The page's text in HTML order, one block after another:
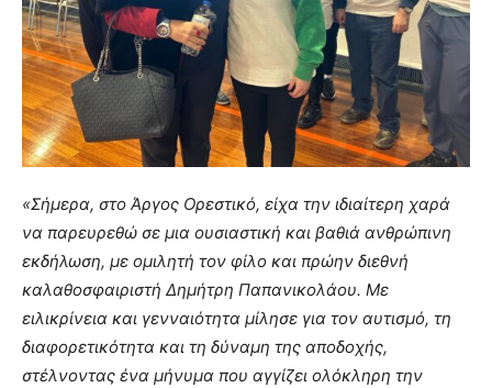
«Σήμερα, στο Άργος Ορεστικό, είχα την ιδιαίτερη χαρά
να παρευρεθώ σε μια ουσιαστική και βαθιά ανθρώπινη
εκδήλωση, με ομιλητή τον φίλο και πρώην διεθνή
καλαθοσφαιριστή Δημήτρη Παπανικολάου. Με
ειλικρίνεια και γενναιότητα μίλησε για τον αυτισμό, τη
διαφορετικότητα και τη δύναμη της αποδοχής,
στέλνοντας ένα μήνυμα που αγγίζει ολόκληρη την